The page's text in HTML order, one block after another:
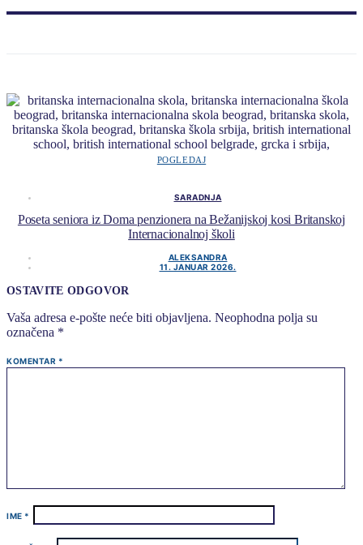
POGLEDAJ
SARADNJA
Poseta seniora iz Doma penzionera na Bežanijskoj kosi Britanskoj
Internacionalnoj školi
ALEKSANDRA
11. JANUAR 2026.
OSTAVITE ODGOVOR
Vaša adresa e-pošte neće biti objavljena. Neophodna polja su
označena *
KOMENTAR *
IME *